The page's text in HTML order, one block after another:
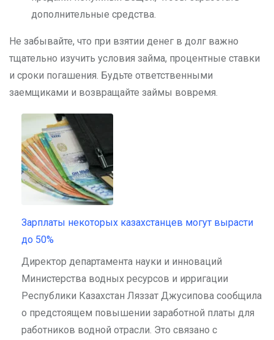
дополнительные средства.
Не забывайте, что при взятии денег в долг важно
тщательно изучить условия займа, процентные ставки
и сроки погашения. Будьте ответственными
заемщиками и возвращайте займы вовремя.
Зарплаты некоторых казахстанцев могут вырасти
до 50%
Директор департамента науки и инноваций
Министерства водных ресурсов и ирригации
Республики Казахстан Ляззат Джусипова сообщила
о предстоящем повышении заработной платы для
работников водной отрасли. Это связано с